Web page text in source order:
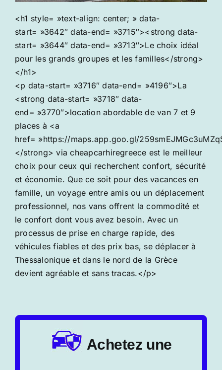
<h1 style= »text-align: center; » data-
start= »3642″ data-end= »3715″><strong data-
start= »3644″ data-end= »3713″>Le choix idéal
pour les grands groupes et les familles</strong>
</h1>
<p data-start= »3716″ data-end= »4196″>La
<strong data-start= »3718″ data-
end= »3770″>location abordable de van 7 et 9
places à <a
href= »https://maps.app.goo.gl/
</strong> via cheapcarhiregreece est le meilleur
choix pour ceux qui recherchent confort, sécurité
et économie. Que ce soit pour des vacances en
famille, un voyage entre amis ou un déplacement
professionnel, nos vans offrent la commodité et
le confort dont vous avez besoin. Avec un
processus de prise en charge rapide, des
véhicules fiables et des prix bas, se déplacer à
Thessalonique et dans le nord de la Grèce
devient agréable et sans tracas.</p>
Achetez une